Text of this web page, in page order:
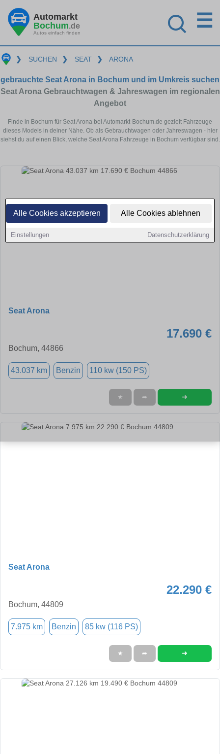
Alle Cookies akzeptieren Alle Cookies ablehnen
Einstellungen Datenschutzerklärung
Automarkt
Bochum.de
Autos einfach finden
☰
❯ SUCHEN ❯ SEAT ❯ ARONA
gebrauchte Seat Arona in Bochum und im Umkreis suchen
Seat Arona Gebrauchtwagen & Jahreswagen im regionalen
Angebot
Finde in Bochum für Seat Arona bei Automarkt-Bochum.de gezielt Fahrzeuge
dieses Models in deiner Nähe. Ob als Gebrauchtwagen oder Jahreswagen - hier
siehst du auf einen Blick, welche Seat Arona Fahrzeuge in Bochum verfügbar sind.
Seat Arona
17.690 €
Bochum, 44866
43.037 km Benzin 110 kw (150 PS)
★ ➦ ➜
Seat Arona
22.290 €
Bochum, 44809
7.975 km Benzin 85 kw (116 PS)
★ ➦ ➜